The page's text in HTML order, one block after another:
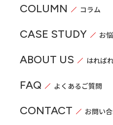
COLUMN コラム
CASE STUDY お
ABOUT US はれば
FAQ よくあるご質問
CONTACT お問い